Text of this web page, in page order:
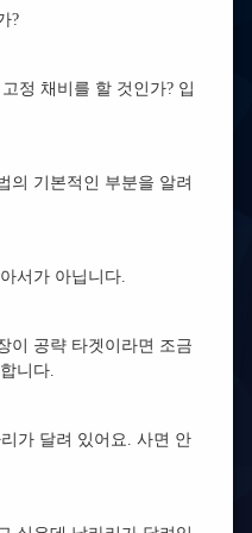
?
정 채비를 할 것인가? 입
의 기본적인 부분을 알려
서가 아닙니다.
이 공략 타겟이라면 조금
니다.
가 달려 있어요. 사면 안